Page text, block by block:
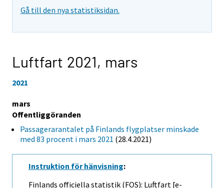
Gå till den nya statistiksidan.
Luftfart 2021, mars
2021
mars
Offentliggöranden
Passagerarantalet på Finlands flygplatser minskade
med 83 procent i mars 2021 (28.4.2021)
Instruktion för hänvisning:
Finlands officiella statistik (FOS): Luftfart [e-